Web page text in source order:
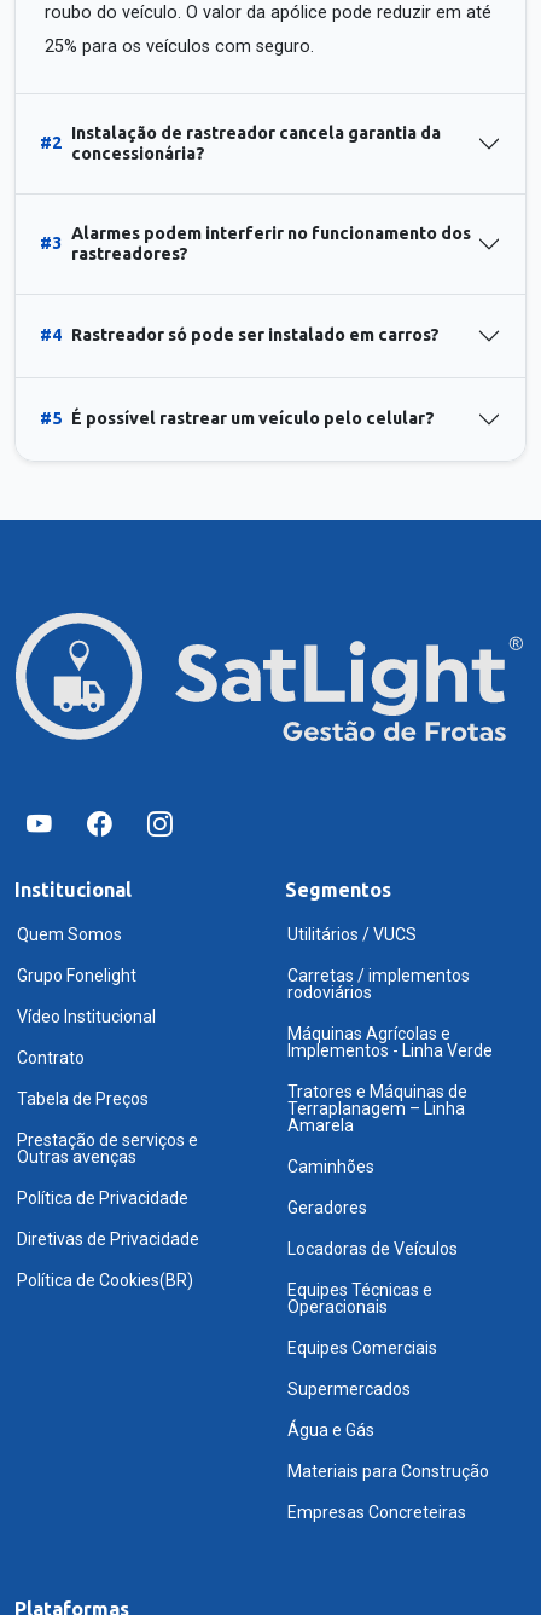
roubo do veículo. O valor da apólice pode reduzir em até
25% para os veículos com seguro.
#2
Instalação de rastreador cancela garantia da
concessionária?
#3
Alarmes podem interferir no funcionamento dos
rastreadores?
#4 Rastreador só pode ser instalado em carros?
#5 É possível rastrear um veículo pelo celular?
Institucional
Quem Somos
Grupo Fonelight
Vídeo Institucional
Contrato
Tabela de Preços
Prestação de serviços e
Outras avenças
Política de Privacidade
Diretivas de Privacidade
Política de Cookies(BR)
Segmentos
Utilitários / VUCS
Carretas / implementos
rodoviários
Máquinas Agrícolas e
Implementos - Linha Verde
Tratores e Máquinas de
Terraplanagem – Linha
Amarela
Caminhões
Geradores
Locadoras de Veículos
Equipes Técnicas e
Operacionais
Equipes Comerciais
Supermercados
Água e Gás
Materiais para Construção
Empresas Concreteiras
Plataformas